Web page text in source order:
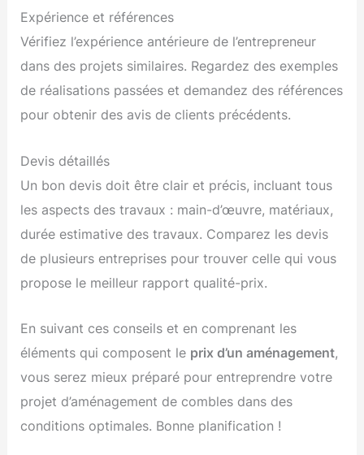
Expérience et références
Vérifiez l’expérience antérieure de l’entrepreneur
dans des projets similaires. Regardez des exemples
de réalisations passées et demandez des références
pour obtenir des avis de clients précédents.
Devis détaillés
Un bon devis doit être clair et précis, incluant tous
les aspects des travaux : main-d’œuvre, matériaux,
durée estimative des travaux. Comparez les devis
de plusieurs entreprises pour trouver celle qui vous
propose le meilleur rapport qualité-prix.
En suivant ces conseils et en comprenant les
éléments qui composent le prix d’un aménagement,
vous serez mieux préparé pour entreprendre votre
projet d’aménagement de combles dans des
conditions optimales. Bonne planification !